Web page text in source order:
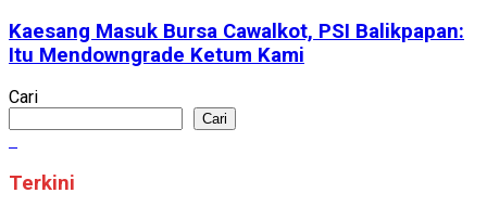
Kaesang Masuk Bursa Cawalkot, PSI Balikpapan:
Itu Mendowngrade Ketum Kami
Cari
Cari
Terkini